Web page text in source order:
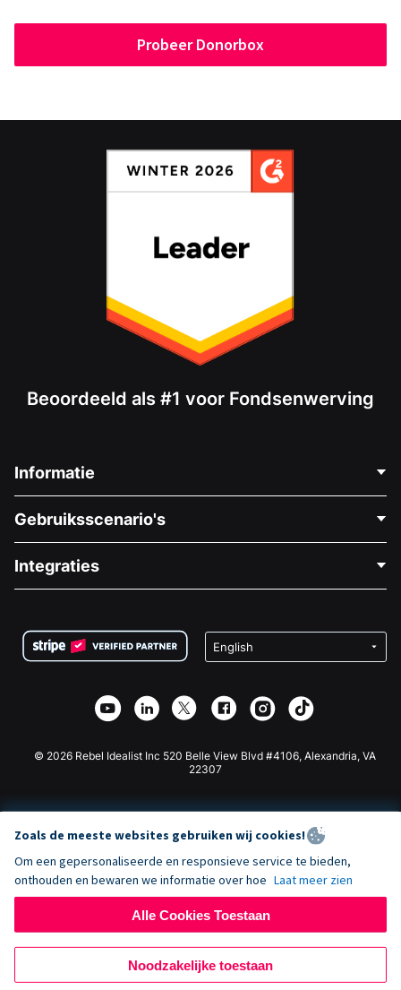
Probeer Donorbox
Beoordeeld als #1 voor Fondsenwerving
Informatie
Over Ons
Vacatures
Privacy
Affiliate Partnerschap
Gebruiksscenario's
Medische Fondsenwerving
Goede Doelen Fondsenwerving
Integraties
Wix Donatie Plugin
Webflow Donatie App
Joomla Donatie
© 2026 Rebel Idealist Inc 520 Belle View Blvd #4106, Alexandria, VA
22307
Zoals de meeste websites gebruiken wij cookies!
Om een gepersonaliseerde en responsieve service te bieden,
onthouden en bewaren we informatie over hoe Laat meer zien
Alle Cookies Toestaan
Noodzakelijke toestaan